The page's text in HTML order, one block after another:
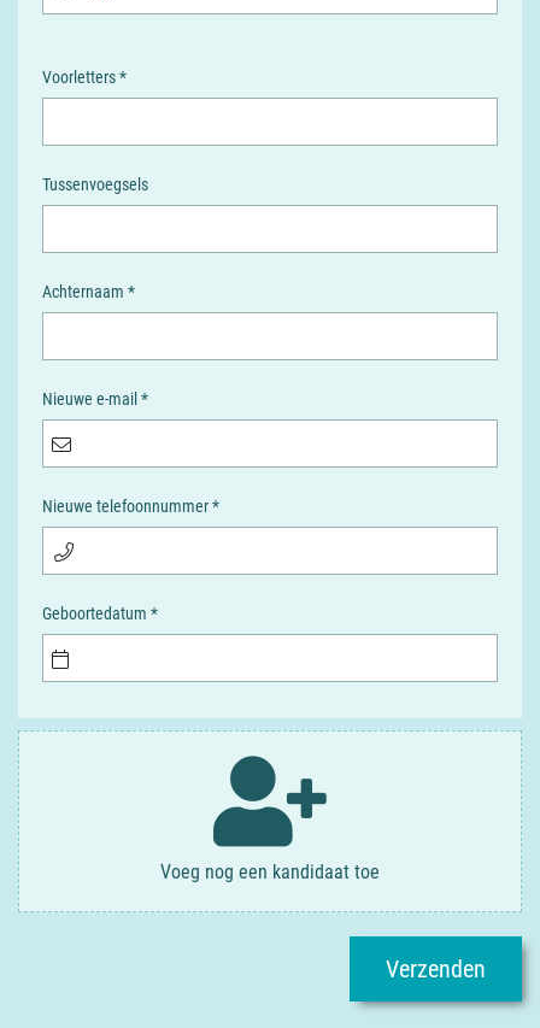
Voorletters *
Tussenvoegsels
Achternaam *
Nieuwe e-mail *
Nieuwe telefoonnummer *
Geboortedatum *
Voeg nog een kandidaat toe